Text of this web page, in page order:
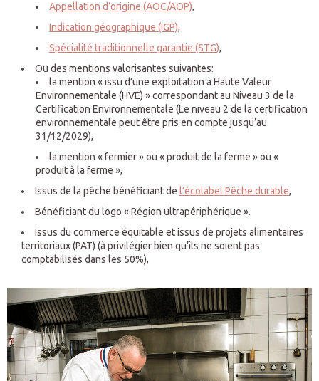
Appellation d’origine (AOC/AOP),
Indication géographique (IGP),
Spécialité traditionnelle garantie (STG),
Ou des mentions valorisantes suivantes:
la mention « issu d’une exploitation à Haute Valeur
Environnementale (HVE) » correspondant au Niveau 3 de la
Certification Environnementale (Le niveau 2 de la certification
environnementale peut être pris en compte jusqu’au
31/12/2029),
la mention « fermier » ou « produit de la ferme » ou «
produit à la ferme »,
Issus de la pêche bénéficiant de l’écolabel Pêche durable,
Bénéficiant du logo « Région ultrapériphérique ».
Issus du commerce équitable et issus de projets alimentaires
territoriaux (PAT) (à privilégier bien qu’ils ne soient pas
comptabilisés dans les 50%),